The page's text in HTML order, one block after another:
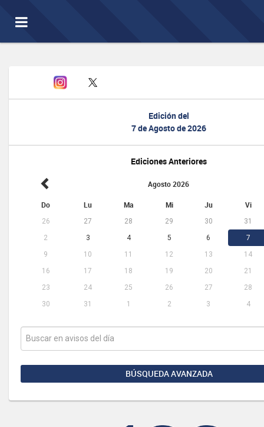
Toggle
navigation
Edición del
7 de Agosto de 2026
Ediciones Anteriores
Agosto 2026
Do Lu Ma Mi Ju Vi
26 27 28 29 30
31
2
3 4 5 6
7
9
10 11 12 13
14
16
17 18 19 20
21
23
24 25 26 27
28
30
31 1 2 3 4
BÚSQUEDA AVANZADA